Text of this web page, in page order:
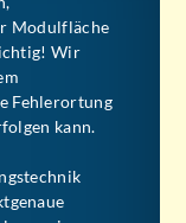
Modulfläche
Wir
Fehlerortung
kann.
ein